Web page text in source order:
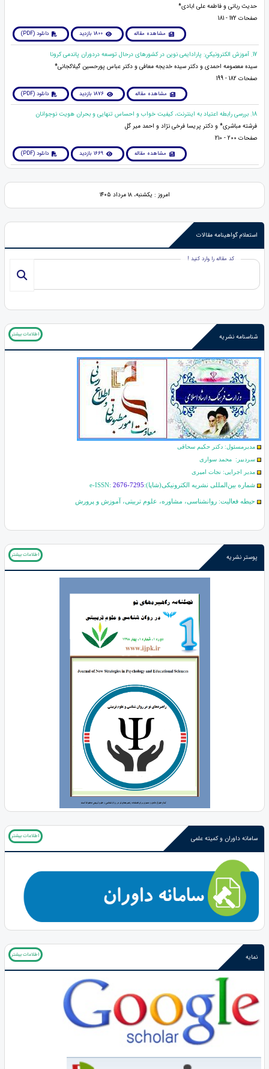
حدیث ربانی و فاطمه علی ابادی*
صفحات 172 - 181
مشاهده مقاله 1800 بازدید دانلود (PDF)
17. آموزش الكترونيكي: پارادایمی نوین در کشورهای درحال توسعه دردوران پاندمی کرونا
سیده معصومه احمدی و دکتر سیده خدیجه معافی و دکتر عباس پورحسین گیلاکجانی*
صفحات 182 - 199
مشاهده مقاله 1876 بازدید دانلود (PDF)
18. بررسی رابطه اعتیاد به اینترنت، کیفیت خواب و احساس تنهایی و بحران هویت نوجوانان
فرشته مباشری* و دکتر پریسا فرخی نژاد و احمد میر گل
صفحات 200 - 210
مشاهده مقاله 1669 بازدید دانلود (PDF)
امروز : یکشنبه، ۱۸ مرداد ۱۴۰۵
استعلام گواهینامه مقالات
کد مقاله را وارد کنید !
شناسنامه نشریه اطلاعات بیشتر
مدیرمسئول: دکتر حکیم سحاقی
سردبیر: محمد سواری
مدیر اجرایی: نجات امیری
شماره بین‌المللی نشریه الکترونیکی(شاپا):
e-ISSN: 2676-7295
حیطه فعالیت: روانشناسی، مشاوره، علوم تربیتی، آموزش و پرورش
پوستر نشریه اطلاعات بیشتر
سامانه داوران و کمیته علمی اطلاعات بیشتر
نمایه اطلاعات بیشتر